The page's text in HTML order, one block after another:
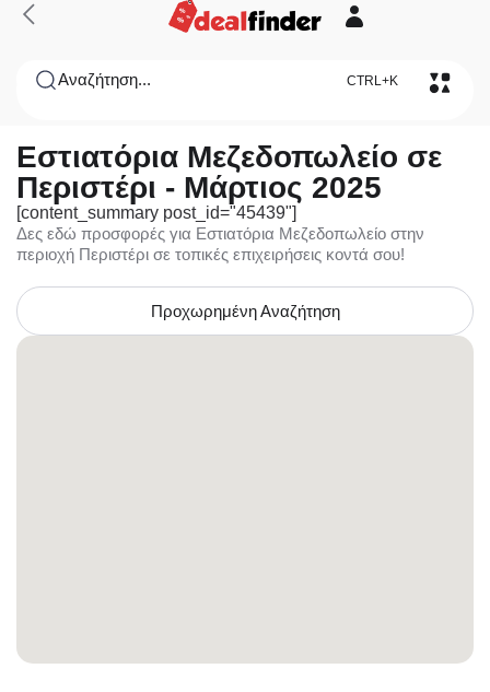
Αναζήτηση... CTRL+K
Εστιατόρια Μεζεδοπωλείο σε
Περιστέρι - Μάρτιος 2025
[content_summary post_id="45439"]
Δες εδώ προσφορές για Εστιατόρια Μεζεδοπωλείο στην
περιοχή Περιστέρι σε τοπικές επιχειρήσεις κοντά σου!
Προχωρημένη Αναζήτηση